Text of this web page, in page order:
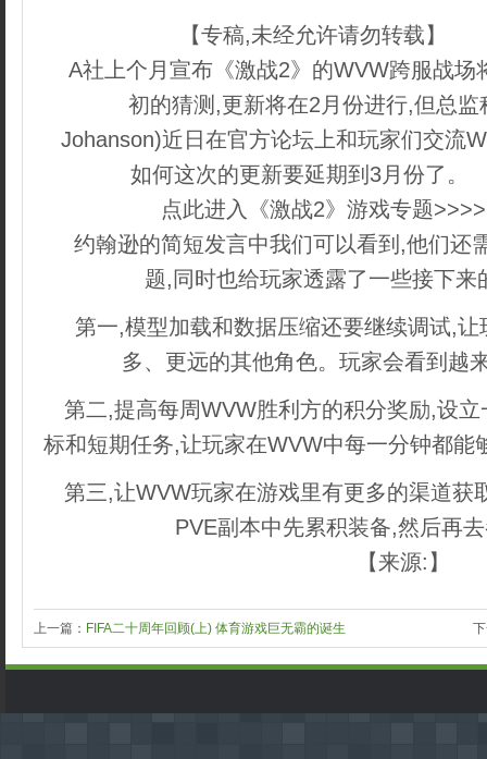
【专稿,未经允许请勿转载】
A社上个月宣布《激战2》的WVW跨服战场
初的猜测,更新将在2月份进行,但总监
Johanson)近日在官方论坛上和玩家们交流
如何这次的更新要延期到3月份了。
点此进入《激战2》游戏专题
约翰逊的简短发言中我们可以看到,他们还
题,同时也给玩家透露了一些接下来
第一,模型加载和数据压缩还要继续调试,
多、更远的其他角色。玩家会看到越
第二,提高每周WVW胜利方的积分奖励,设
标和短期任务,让玩家在WVW中每一分钟都能
第三,让WVW玩家在游戏里有更多的渠道获
PVE副本中先累积装备,然后再
【来源:】
上一篇： FIFA二十周年回顾(上) 体育游戏巨无霸的诞生